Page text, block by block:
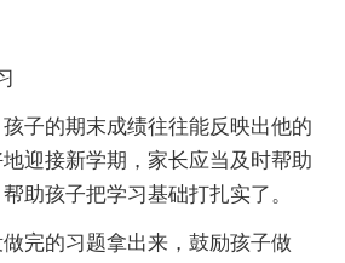
的期末成绩往往能反映出他的
迎接新学期，家长应当及时帮助
助孩子把学习基础打扎实了。
的习题拿出来，鼓励孩子做